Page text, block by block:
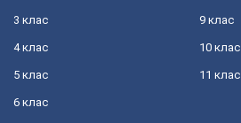
3 клас
4 клас
5 клас
6 клас
9 клас
10 клас
11 клас